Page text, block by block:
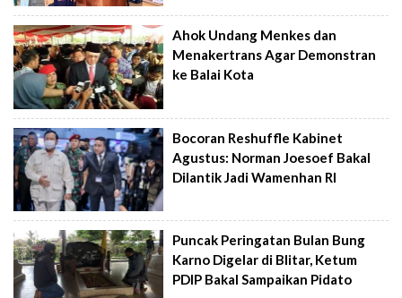
Ahok Undang Menkes dan
Menakertrans Agar Demonstran
ke Balai Kota
Bocoran Reshuffle Kabinet
Agustus: Norman Joesoef Bakal
Dilantik Jadi Wamenhan RI
Puncak Peringatan Bulan Bung
Karno Digelar di Blitar, Ketum
PDIP Bakal Sampaikan Pidato